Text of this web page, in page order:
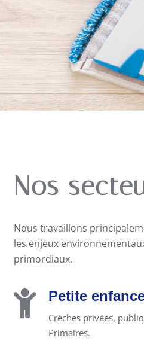
Nos
Nous travaillons
les enjeux
primordiaux.
Petite
Crèches privées,
Primaires.